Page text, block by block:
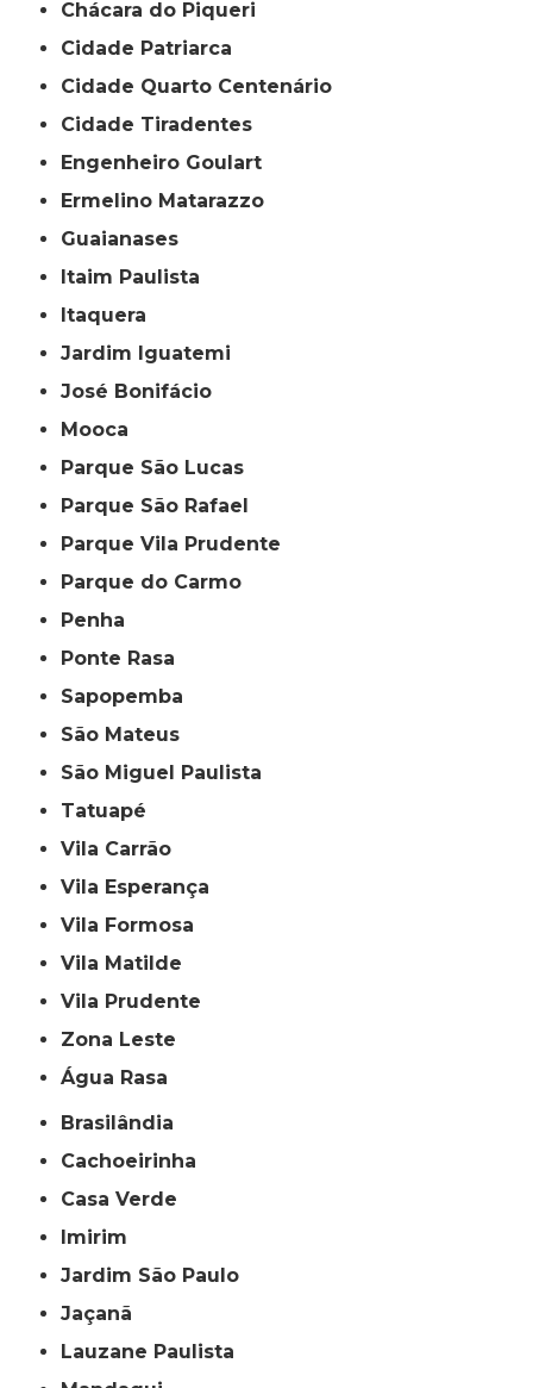
Chácara do Piqueri
Cidade Patriarca
Cidade Quarto Centenário
Cidade Tiradentes
Engenheiro Goulart
Ermelino Matarazzo
Guaianases
Itaim Paulista
Itaquera
Jardim Iguatemi
José Bonifácio
Mooca
Parque São Lucas
Parque São Rafael
Parque Vila Prudente
Parque do Carmo
Penha
Ponte Rasa
Sapopemba
São Mateus
São Miguel Paulista
Tatuapé
Vila Carrão
Vila Esperança
Vila Formosa
Vila Matilde
Vila Prudente
Zona Leste
Água Rasa
Brasilândia
Cachoeirinha
Casa Verde
Imirim
Jardim São Paulo
Jaçanã
Lauzane Paulista